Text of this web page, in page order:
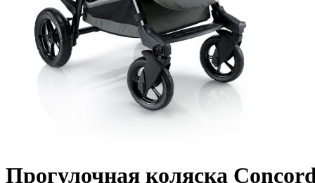
Прогулочная коляска